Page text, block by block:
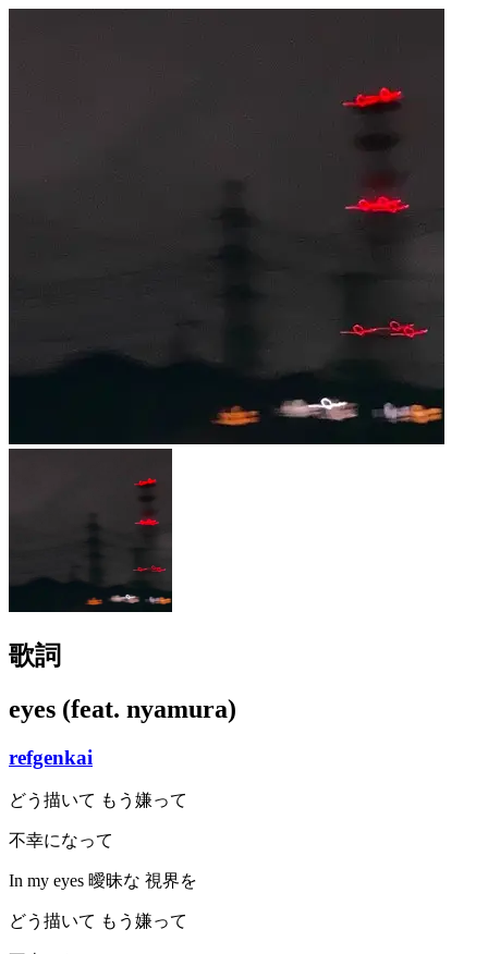
歌詞
eyes (feat. nyamura)
refgenkai
どう描いて もう嫌って
不幸になって
In my eyes 曖昧な 視界を
どう描いて もう嫌って